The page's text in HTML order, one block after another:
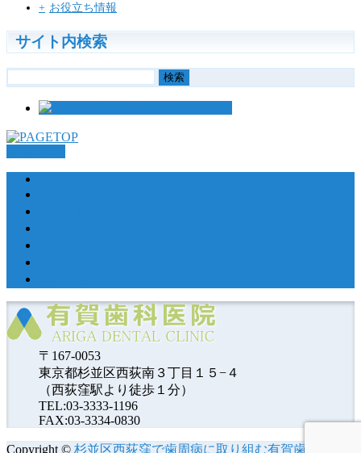
お役立ち情報
サイト内検索
〒167-0053
東京都杉並区西荻南３丁目１５−４
（西荻窪駅より徒歩１分）
TEL:03-3333-1196
FAX:03-3334-0830
Copyright © 杉並区西荻窪で歯周病に取り組む有賀歯科医院